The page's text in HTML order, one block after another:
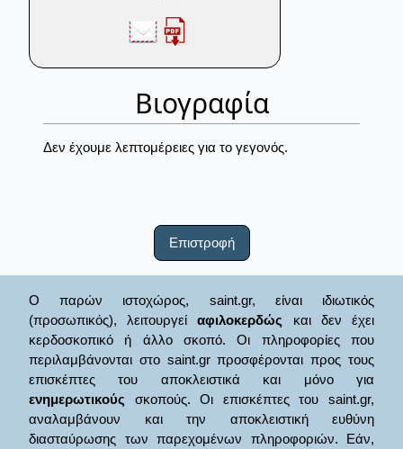
Βιογραφία
Δεν έχουμε λεπτομέρειες για το γεγονός.
Επιστροφή
Ο παρών ιστοχώρος, saint.gr, είναι ιδιωτικός
(προσωπικός), λειτουργείαφιλοκερδώς και δεν έχει
κερδοσκοπικό ή άλλο σκοπό. Οι πληροφορίες που
περιλαμβάνονται στο saint.gr προσφέρονται προς τους
επισκέπτες του αποκλειστικά και μόνο για
ενημερωτικούς σκοπούς. Οι επισκέπτες του saint.gr,
αναλαμβάνουν και την αποκλειστική ευθύνη
διασταύρωσης των παρεχομένων πληροφοριών. Εάν,